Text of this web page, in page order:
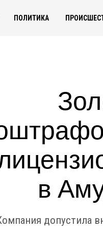
ПОЛИТИКА
в
допустила